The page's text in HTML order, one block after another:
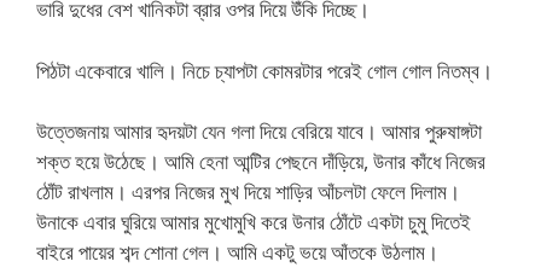
ভারি দুধের বেশ খানিকটা ব্রার ওপর দিয়ে উঁকি দিচ্ছে।
পিঠটা একেবারে খালি। নিচে চ্যাপটা কোমরটার পরেই গোল গোল নিতম্ব।
উত্তেজনায় আমার হৃদয়টা যেন গলা দিয়ে বেরিয়ে যাবে। আমার পুরুষাঙ্গটা
শক্ত হয়ে উঠেছে। আমি হেনা আন্টির পেছনে দাঁড়িয়ে, উনার কাঁধে নিজের
ঠোঁট রাখলাম। এরপর নিজের মুখ দিয়ে শাড়ির আঁচলটা ফেলে দিলাম।
উনাকে এবার ঘুরিয়ে আমার মুখোমুখি করে উনার ঠোঁটে একটা চুমু দিতেই
বাইরে পায়ের শব্দ শোনা গেল। আমি একটু ভয়ে আঁতকে উঠলাম।